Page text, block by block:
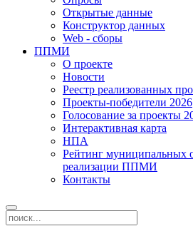
Открытые данные
Конструктор данных
Web - сборы
ППМИ
О проекте
Новости
Реестр реализованных
Проекты-победители 2026
Голосование за проекты
Интерактивная карта
НПА
Рейтинг муниципальных
реализации ППМИ
Контакты